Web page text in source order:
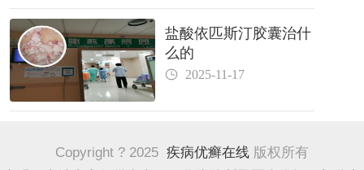
盐酸依匹斯汀胶囊治什
么的
2025-11-17
Copyright ? 2025 疾病优癣在线 版权所有